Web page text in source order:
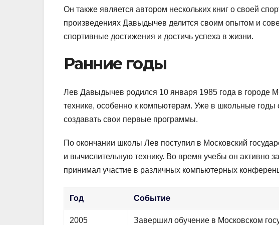
Он также является автором нескольких книг о своей
произведениях Давыдычев делится своим опытом и
спортивные достижения и достичь успеха в жизни.
Ранние годы
Лев Давыдычев родился 10 января 1985 года в городе
технике, особенно к компьютерам. Уже в школьные годы
создавать свои первые программы.
По окончании школы Лев поступил в Московский
и вычислительную технику. Во время учебы он активно
принимал участие в различных компьютерных
Год Событие
2005 Завершил обучение в Московском